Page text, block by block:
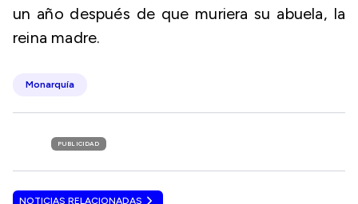
un año después de que muriera su abuela, la
reina madre.
Monarquía
PUBLICIDAD
NOTICIAS RELACIONADAS